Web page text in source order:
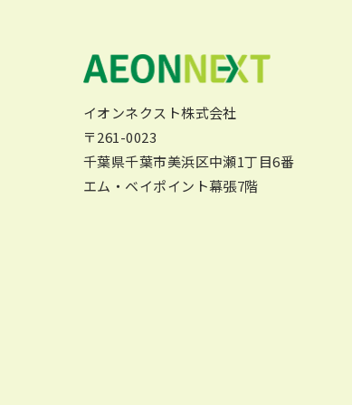
イオンネクスト株式会社
〒261-0023
千葉県千葉市美浜区中瀬1丁目6番
エム・ベイポイント幕張7階